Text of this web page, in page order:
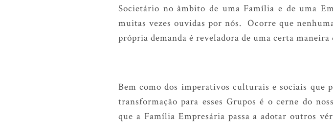
Societário no âmbito de uma Família e de uma
muitas vezes ouvidas por nós. Ocorre que
própria demanda é reveladora de uma certa maneira
Bem como dos imperativos culturais e sociais que
transformação para esses Grupos é o cerne do
que a Família Empresária passa a adotar outros